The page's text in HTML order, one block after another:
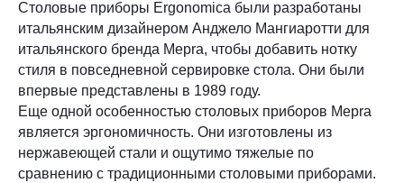
Столовые приборы Ergonomica были разработаны
итальянским дизайнером Анджело Мангиаротти для
итальянского бренда Mepra, чтобы добавить нотку
стиля в повседневной сервировке стола. Они были
впервые представлены в 1989 году.
Еще одной особенностью столовых приборов Mepra
является эргономичность. Они изготовлены из
нержавеющей стали и ощутимо тяжелые по
сравнению с традиционными столовыми приборами.